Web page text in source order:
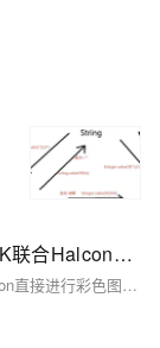
Baumer工业相机堡盟相机使用BGAPISDK联合Halcon直接进行彩色图像显示（Color）（C#）（将图像数据Buffer转为HObject）
Baumer工业相机堡盟相机使用BGAPISDK联合Halcon直接进行彩色图像显示（Color）（C#）（将图像数据Buffer转为HObject）